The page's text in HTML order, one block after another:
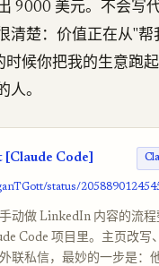
9000 美元。不会写
清楚：价值正在从"帮
时候你把我的生意跑
人。
Code]
status/
动做 LinkedIn 内容的流程
Code 项目里。主页改写
联私信，最妙的一步是：